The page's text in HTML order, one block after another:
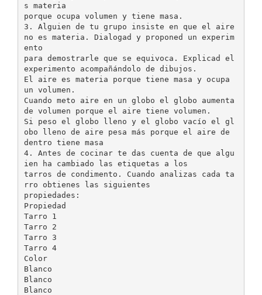
s materia
porque ocupa volumen y tiene masa.
3. Alguien de tu grupo insiste en que el aire
no es materia. Dialogad y proponed un experim
ento
para demostrarle que se equivoca. Explicad el
experimento acompañándolo de dibujos.
El aire es materia porque tiene masa y ocupa
un volumen.
Cuando meto aire en un globo el globo aumenta
de volumen porque el aire tiene volumen.
Si peso el globo lleno y el globo vacío el gl
obo lleno de aire pesa más porque el aire de
dentro tiene masa
4. Antes de cocinar te das cuenta de que algu
ien ha cambiado las etiquetas a los
tarros de condimento. Cuando analizas cada ta
rro obtienes las siguientes
propiedades:
Propiedad
Tarro 1
Tarro 2
Tarro 3
Tarro 4
Color
Blanco
Blanco
Blanco